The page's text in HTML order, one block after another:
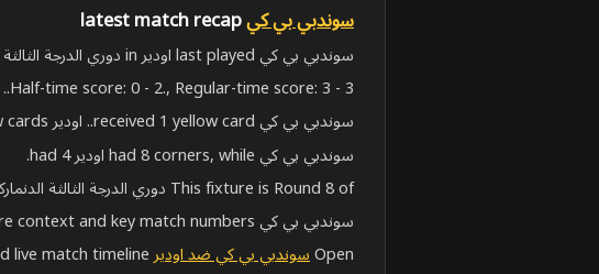
سوندبي بي كي
سوندبي بي كي last played اودير in دوري الدرجة الثالثة الدنماركي المجموعة A on May 30, 2026, 11:00:00 AM UTC. The match finished 3 - 3 (تعادل).
Half-time score: 0 - 2., Regular-time score: 3 - 3..
سوندبي بي كي received 1 yellow card.. اودير received 2 yellow cards.
سوندبي بي كي had 8 corners, while اودير had 4.
This fixture is Round 8 of دوري الدرجة الثالثة الدنماركي المجموعة A.
سوندبي بي كي stats show recent H2H matches, live-score context and key match numbers.
Openسوندبي بي كي ضد اوديرfor the full scoreboard, lineups and live match timeline.